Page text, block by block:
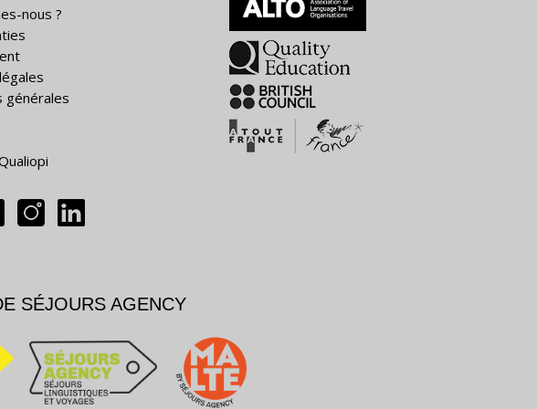
nous ?
générales
SÉJOURS AGENCY